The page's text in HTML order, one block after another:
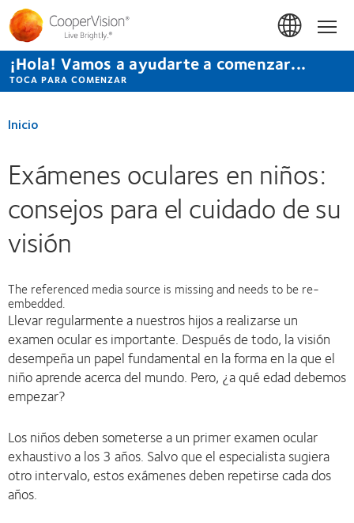
Pasar
contenido
principal
Inicio
¡Hola! Vamos a ayudarte a comenzar...
TOCA PARA COMENZAR
Inicio
Exámenes oculares en niños:
consejos para el cuidado de su
visión
The referenced media source is missing and needs to be re-
embedded.
Llevar regularmente a nuestros hijos a realizarse un
examen ocular es importante. Después de todo, la visión
desempeña un papel fundamental en la forma en la que el
niño aprende acerca del mundo. Pero, ¿a qué edad debemos
empezar?
Los niños deben someterse a un primer examen ocular
exhaustivo a los 3 años. Salvo que el especialista sugiera
otro intervalo, estos exámenes deben repetirse cada dos
años.